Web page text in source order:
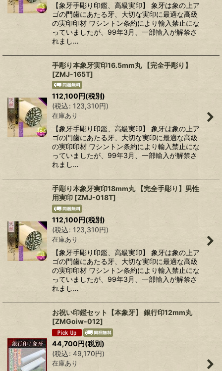
【象牙手彫り印鑑、高級実印】 象牙は象の上ア
ゴの門歯にあたる牙、大切な実印に最適な高級
の実印印材 ワシントン条約により輸入禁止にな
っていましたが、99年3月、一部輸入が解禁さ
れまし…
手彫り本象牙実印16.5mm丸 【完全手彫り】
[ZMJ-165T]
112,100円(税別)
(税込: 123,310円)
在庫あり
【象牙手彫り印鑑、高級実印】 象牙は象の上ア
ゴの門歯にあたる牙、大切な実印に最適な高級
の実印印材 ワシントン条約により輸入禁止にな
っていましたが、99年3月、一部輸入が解禁さ
れまし…
手彫り本象牙実印18mm丸 【完全手彫り】男性
用実印 [ZMJ-018T]
112,100円(税別)
(税込: 123,310円)
在庫あり
【象牙手彫り印鑑、高級実印】 象牙は象の上ア
ゴの門歯にあたる牙、大切な実印に最適な高級
の実印印材 ワシントン条約により輸入禁止にな
っていましたが、99年3月、一部輸入が解禁さ
れまし…
お祝い印鑑セット【本象牙】 銀行印12mm丸
[ZMGoiw-012]
44,700円(税別)
(税込: 49,170円)
在庫あり